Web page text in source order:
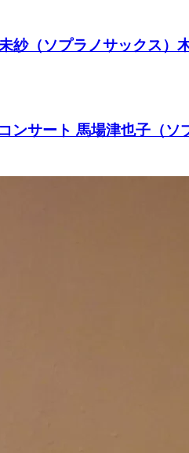
（ソプラノサックス）
サート 馬場津也子（